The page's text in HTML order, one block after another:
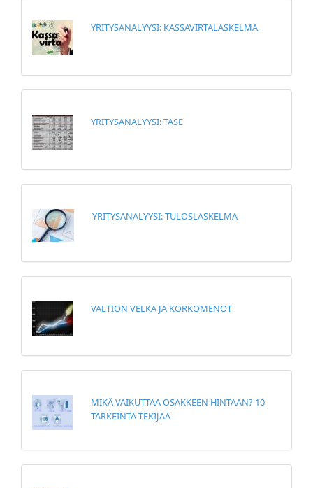
YRITYSANALYYSI: KASSAVIRTALASKELMA
YRITYSANALYYSI: TASE
YRITYSANALYYSI: TULOSLASKELMA
VALTION VELKA JA KORKOMENOT
MIKÄ VAIKUTTAA OSAKKEEN HINTAAN? 10
TÄRKEINTÄ TEKIJÄÄ